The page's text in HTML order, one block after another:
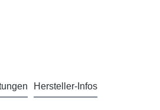
Hersteller-Infos